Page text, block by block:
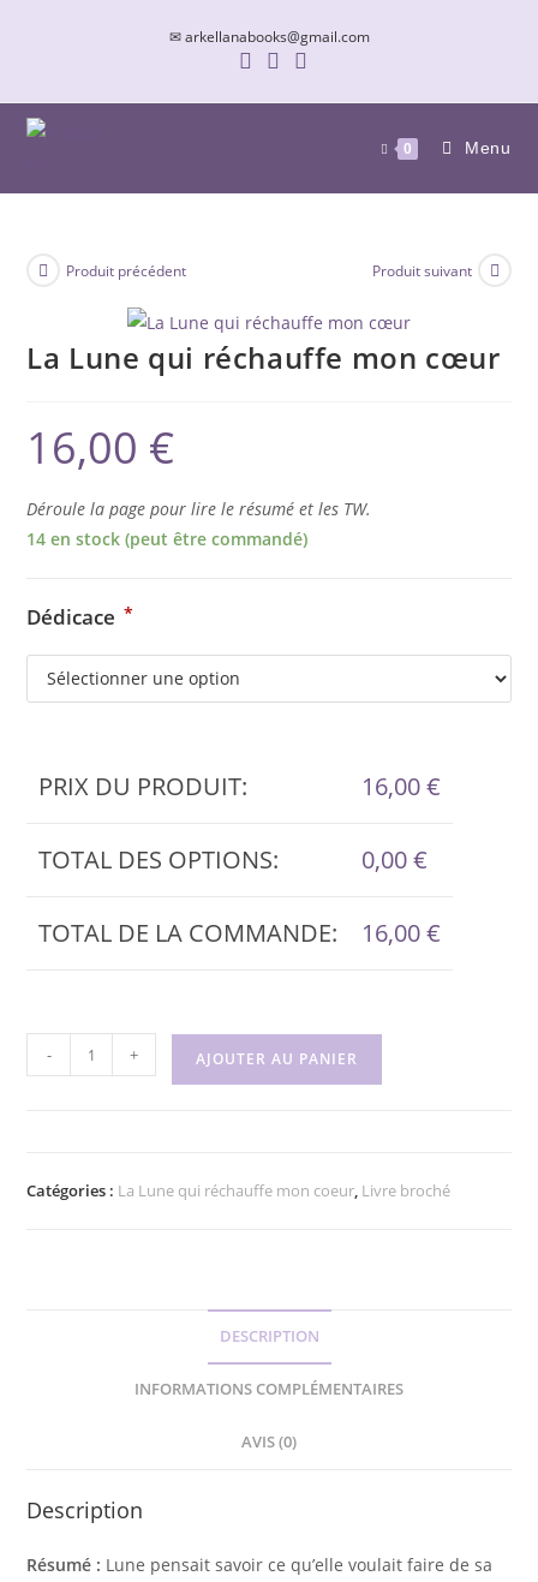
✉ arkellanabooks@gmail.com
0 Menu
Produit précédent Produit suivant
La Lune qui réchauffe mon cœur
16,00 €
Déroule la page pour lire le résumé et les TW.
14 en stock (peut être commandé)
Dédicace *
PRIX DU PRODUIT: 16,00€
TOTAL DES OPTIONS: 0,00€
TOTAL DE LA COMMANDE: 16,00€
quantité
de
réchauffe
- + AJOUTER AU PANIER
Catégories : La Lune qui réchauffe mon coeur, Livre broché
DESCRIPTION
INFORMATIONS COMPLÉMENTAIRES
AVIS (0)
Description
Résumé : Lune pensait savoir ce qu’elle voulait faire de sa